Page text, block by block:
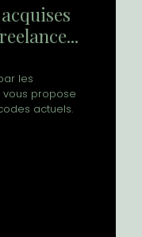
les
vous propose
actuels.